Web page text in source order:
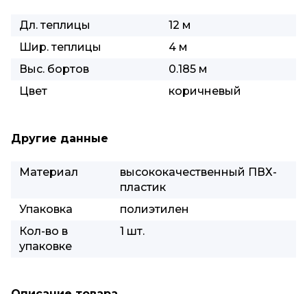
Дл. теплицы
12 м
Шир. теплицы
4 м
Выс. бортов
0.185 м
Цвет
коричневый
Другие данные
Материал
высококачественный ПВХ-
пластик
Упаковка
полиэтилен
Кол-во в
упаковке
1 шт.